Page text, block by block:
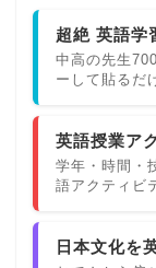
超絶 英語学
中高の先生
ーして貼るだ
英語授業ア
学年・時間・
語アクティビ
日本文化を